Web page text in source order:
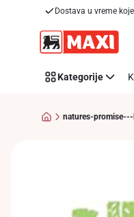
Dostava u vreme
Kategorije
natures-